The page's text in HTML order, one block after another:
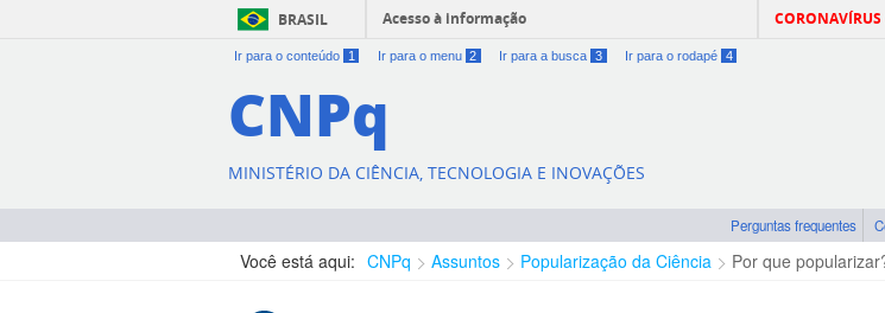
BRASIL Acesso à informação
Ir para o conteúdo 1 Ir para o menu 2 Ir para a busca 3 Ir para o rodapé 4
CNPq
MINISTÉRIO DA CIÊNCIA, TECNOLOGIA E INOVAÇÕES
Perguntas frequentes
Você está aqui: CNPq Assuntos Popularização da Ciência Por que